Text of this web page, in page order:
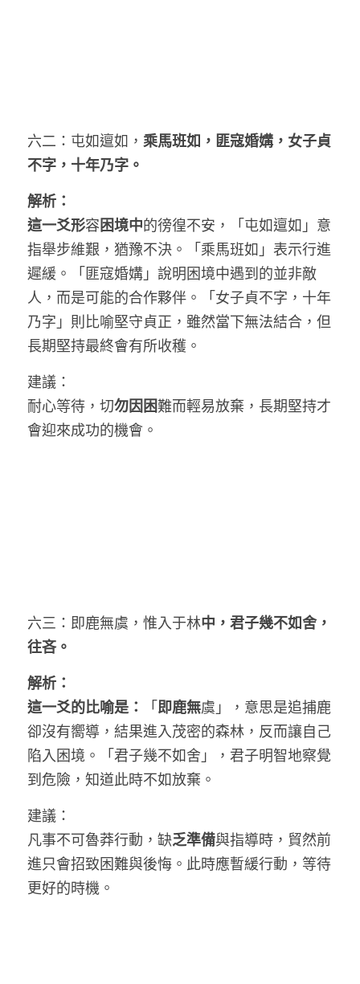
六二：屯如邅如， 乘馬班如，匪寇婚媾，女子貞
不字，十年乃字。
解析：
這一爻形容困境中的徬徨不安，「屯如邅如」意
指舉步維艱，猶豫不決。「乘馬班如」表示行進
遲緩。「匪寇婚媾」說明困境中遇到的並非敵
人，而是可能的合作夥伴。「女子貞不字，十年
乃字」則比喻堅守貞正，雖然當下無法結合，但
長期堅持最終會有所收穫。
建議：
耐心等待，切勿因困難而輕易放棄，長期堅持才
會迎來成功的機會。
六三：即鹿無虞，惟入于林中，君子幾不如舍，
往吝。
解析：
這一爻的比喻是：
「 即鹿無虞」，意思是追捕鹿
卻沒有嚮導，結果進入茂密的森林，反而讓自己
陷入困境。「君子幾不如舍」，君子明智地察覺
到危險，知道此時不如放棄。
建議：
凡事不可魯莽行動，缺乏準備與指導時，貿然前
進只會招致困難與後悔。此時應暫緩行動，等待
更好的時機。